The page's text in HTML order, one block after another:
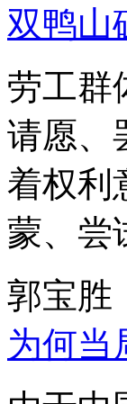
双鸭山
劳工群
请愿、
着权利
蒙、尝
郭宝胜
为何当